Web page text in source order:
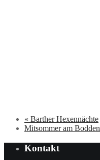
« Barther Hexennächte
Mitsommer am Bodden
Kontakt